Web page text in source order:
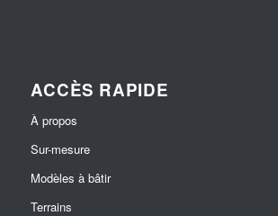
ACCÈS RAPIDE
À propos
Sur-mesure
Modèles à bâtir
Terrains